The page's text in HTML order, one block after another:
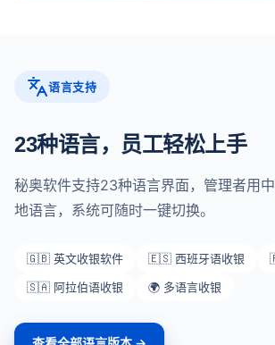
语言支持
23种语言，员工轻松上手
秘奥软件支持23种语言界面，管理者用
地语言，系统可随时一键切换。
🇬🇧 英文收银软件 🇪🇸 西班牙语收银
🇸🇦 阿拉伯语收银
🌍 多语言收银